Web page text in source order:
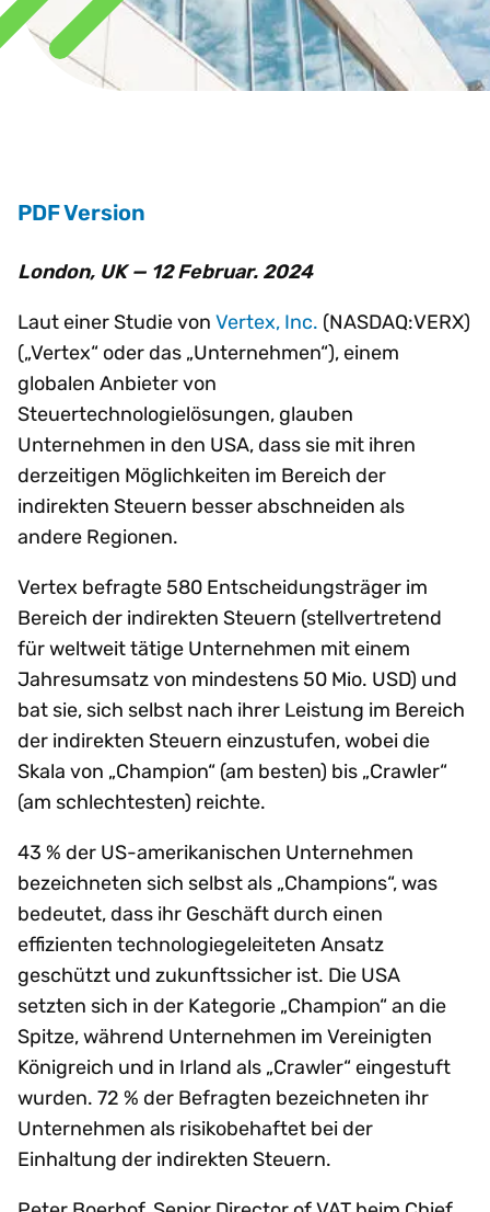
PDF Version
London, UK — 12 Februar. 2024
Laut einer Studie von Vertex, Inc. (NASDAQ:VERX)
(„Vertex“ oder das „Unternehmen“), einem
globalen Anbieter von
Steuertechnologielösungen, glauben
Unternehmen in den USA, dass sie mit ihren
derzeitigen Möglichkeiten im Bereich der
indirekten Steuern besser abschneiden als
andere Regionen.
Vertex befragte 580 Entscheidungsträger im
Bereich der indirekten Steuern (stellvertretend
für weltweit tätige Unternehmen mit einem
Jahresumsatz von mindestens 50 Mio. USD) und
bat sie, sich selbst nach ihrer Leistung im Bereich
der indirekten Steuern einzustufen, wobei die
Skala von „Champion“ (am besten) bis „Crawler“
(am schlechtesten) reichte.
43 % der US-amerikanischen Unternehmen
bezeichneten sich selbst als „Champions“, was
bedeutet, dass ihr Geschäft durch einen
effizienten technologiegeleiteten Ansatz
geschützt und zukunftssicher ist. Die USA
setzten sich in der Kategorie „Champion“ an die
Spitze, während Unternehmen im Vereinigten
Königreich und in Irland als „Crawler“ eingestuft
wurden. 72 % der Befragten bezeichneten ihr
Unternehmen als risikobehaftet bei der
Einhaltung der indirekten Steuern.